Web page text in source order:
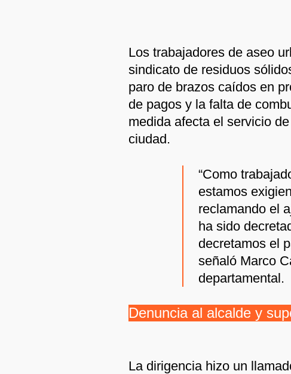
Los trabajadores de aseo
sindicato de residuos
paro de brazos caídos en
de pagos y la falta de
medida afecta el servicio
ciudad.
“Como
estamos
reclamando el
ha sido
decretamos el
señaló Marco
departamental.
Denuncia al alcalde y
La dirigencia hizo un